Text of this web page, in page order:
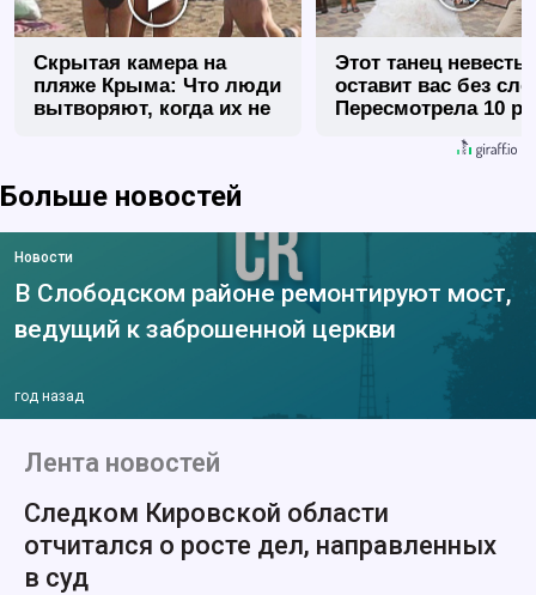
Скрытая камера на
пляже Крыма: Что люди
вытворяют, когда их не
Этот танец невесты
оставит вас без
Пересмотрела 10
Больше новостей
Новости
В Слободском районе ремонтируют мост,
ведущий к заброшенной церкви
год назад
Лента новостей
Следком Кировской области
отчитался о росте дел, направленных
в суд